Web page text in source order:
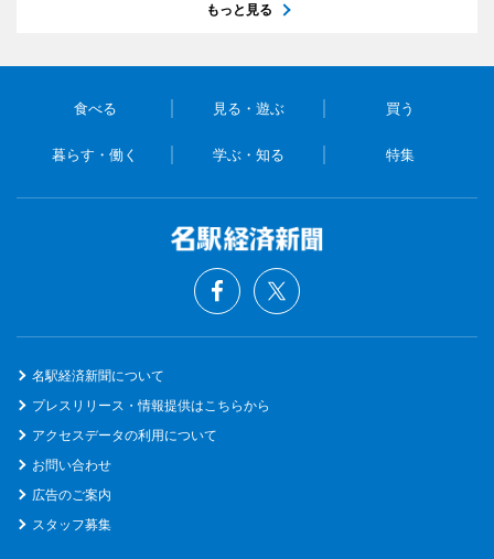
もっと見る
食べる 見る・遊ぶ 買う
暮らす・働く 学ぶ・知る 特集
名駅経済新聞について
プレスリリース・情報提供はこちらから
アクセスデータの利用について
お問い合わせ
広告のご案内
スタッフ募集